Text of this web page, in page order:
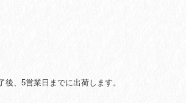
後、5営業日までに出荷します。